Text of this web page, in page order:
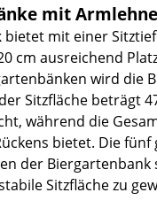
mit
bietet mit einer
cm ausreichend
wird die
Sitzfläche beträgt
während die
bietet. Die
der
Sitzfläche zu